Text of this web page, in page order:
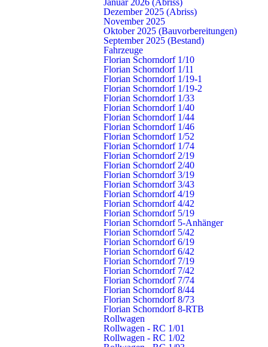
Dezember 2025 (Abriss)
November 2025
Oktober 2025 (Bauvorbereitungen)
September 2025 (Bestand)
Fahrzeuge
Florian Schorndorf 1/10
Florian Schorndorf 1/11
Florian Schorndorf 1/19-1
Florian Schorndorf 1/19-2
Florian Schorndorf 1/33
Florian Schorndorf 1/40
Florian Schorndorf 1/44
Florian Schorndorf 1/46
Florian Schorndorf 1/52
Florian Schorndorf 1/74
Florian Schorndorf 2/19
Florian Schorndorf 2/40
Florian Schorndorf 3/19
Florian Schorndorf 3/43
Florian Schorndorf 4/19
Florian Schorndorf 4/42
Florian Schorndorf 5/19
Florian Schorndorf 5-Anhänger
Florian Schorndorf 5/42
Florian Schorndorf 6/19
Florian Schorndorf 6/42
Florian Schorndorf 7/19
Florian Schorndorf 7/42
Florian Schorndorf 7/74
Florian Schorndorf 8/44
Florian Schorndorf 8/73
Florian Schorndorf 8-RTB
Rollwagen
Rollwagen - RC 1/01
Rollwagen - RC 1/02
Freiwillige Feuerwehr Schorndorf
Künkelinstraße 9, 73614 Schorndorf
info@feuerwehr-schorndorf.de
Schnell gefunden
Einsätze
Nachrichten
Termine
Warn- & Infodienste
Fragen & Antworten
Pressestelle
Schorndorf – Die Daimlerstadt
Schorndorf ist eine Große Kreisstadt mit rund 40.000 Einwohnern.
Sie liegt 20 Kilometer südöstlich von Stuttgart in Baden-
Württemberg. Im Jahr 1834 kam hier Gottlieb Daimler, der Erfinder
des »leichten, schnelllaufenden Benzinmotors« zur Welt. Deshalb
wird unsere Stadt auch als die »Daimlerstadt« bezeichnet.